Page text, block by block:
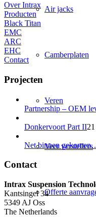
Air jacks
Camberplaten
Veren
Veer verstellers
Offerte
Over Intrax
Producten
Black Titan
EMC
ARC
EHC
Contact
Projecten
Partnership – OEM
Donkervoort Part II
Net binnen
Contact
Intrax Suspension
Kantsingel 34
5349 AJ Oss
The Netherlands